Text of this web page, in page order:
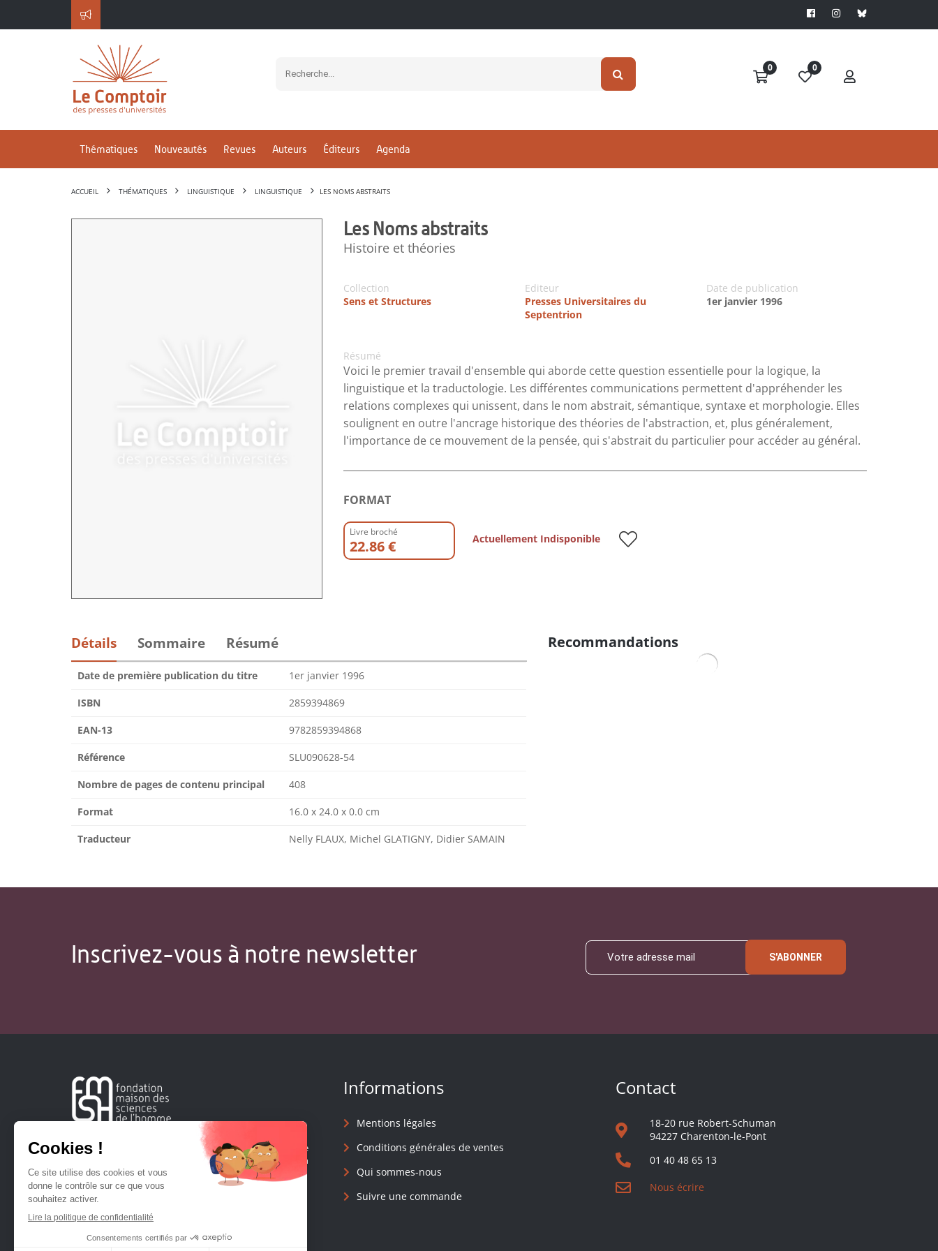
0 0
Thématiques Nouveautés Revues Auteurs Éditeurs Agenda
ACCUEIL THÉMATIQUES LINGUISTIQUE LINGUISTIQUE LES NOMS ABSTRAITS
Les Noms abstraits
Histoire et théories
Collection
Sens et Structures
Editeur
Presses Universitaires du
Septentrion
Date de publication
1er janvier 1996
Résumé
Voici le premier travail d'ensemble qui aborde cette question essentielle pour la logique, la
linguistique et la traductologie. Les différentes communications permettent d'appréhender les
relations complexes qui unissent, dans le nom abstrait, sémantique, syntaxe et morphologie. Elles
soulignent en outre l'ancrage historique des théories de l'abstraction, et, plus généralement,
l'importance de ce mouvement de la pensée, qui s'abstrait du particulier pour accéder au général.
FORMAT
Livre broché
22.86 € Actuellement Indisponible
Détails Sommaire Résumé
Date de première publication du titre 1er janvier 1996
ISBN 2859394869
EAN-13 9782859394868
Référence SLU090628-54
Nombre de pages de contenu principal 408
Format 16.0 x 24.0 x 0.0 cm
Traducteur Nelly FLAUX, Michel GLATIGNY, Didier SAMAIN
Recommandations
Inscrivez-vous à notre newsletter S'ABONNER
Créée en 1963, la Fondation Maison Sciences de l'Homme
soutient la recherche et la diffusion des connaissances en
sciences humaines et sociales.
Informations
Mentions légales
Conditions générales de ventes
Qui sommes-nous
Suivre une commande
Contact
18-20 rue Robert-Schuman
94227 Charenton-le-Pont
01 40 48 65 13
Nous écrire